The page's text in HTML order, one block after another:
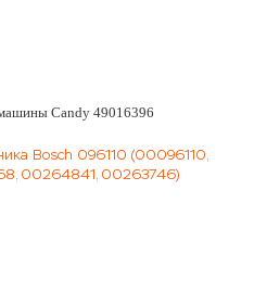
Candy 49016396